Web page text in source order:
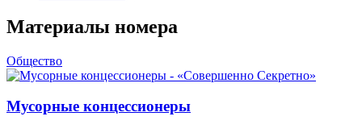
Материалы номера
Общество
Мусорные концессионеры